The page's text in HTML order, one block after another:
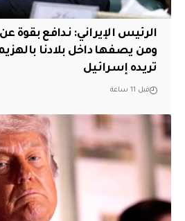
الرئيس الإيراني: ندافع بقوة
ومن يصفها داخل بلادنا
تريده إسرائيل
قبل 11 ساعة